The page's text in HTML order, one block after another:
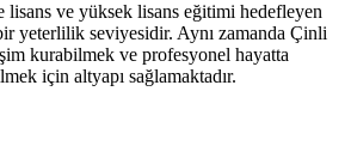
lisans ve yüksek lisans eğitimi hedefleyen
yeterlilik seviyesidir. Aynı zamanda Çinli
kurabilmek ve profesyonel hayatta
için altyapı sağlamaktadır.